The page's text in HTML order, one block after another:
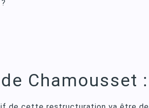
Chamousset :